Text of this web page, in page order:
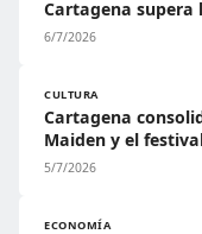
Cartagena supera
6/7/2026
CULTURA
Cartagena
Maiden y el
5/7/2026
ECONOMÍA